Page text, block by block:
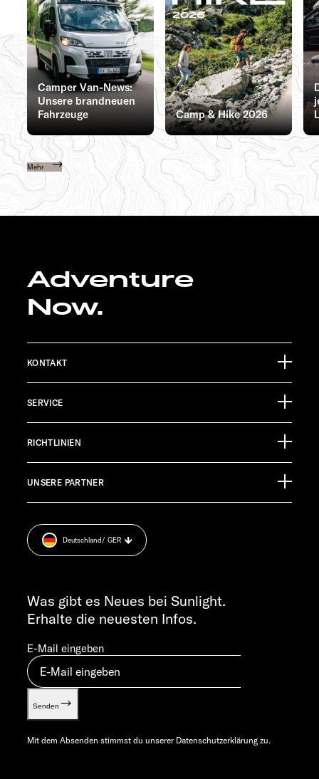
Camper Van-News:
Unsere brandneuen
Fahrzeuge
Camp & Hike 2026
Mehr
Adventure
Now.
KONTAKT
Ölmühlestraße 6
88299 Leutkirch
Germany
TECHNISCHER KUNDENDIENST
service@service.sunlight.de
MO-DO 7:30 – 12:00 UND 13:00 – 16:00 UHR
FR 7:30 – 12:00 UHR
info@sunlight.de
SERVICE
Infomaterial
Anschlussgarantie
RICHTLINIEN
Pressroom
Datenschutzerklärung
Sicherheitshinweis
Gewichts­informationen
Let’s play!
UNSERE PARTNER
Was gibt es Neues bei Sunlight.
Erhalte die neuesten Infos.
E-Mail eingeben
Senden
Mit dem Absenden stimmst du unserer Datenschutzerklärung zu.
Deutschland/ GER